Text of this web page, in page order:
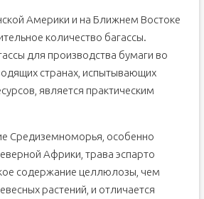
Америки и на Ближнем Востоке
количество багассы.
для производства бумаги во
странах, испытывающих
является практическим
Средиземноморья, особенно
Африки, трава эспарто
содержание целлюлозы, чем
растений, и отличается